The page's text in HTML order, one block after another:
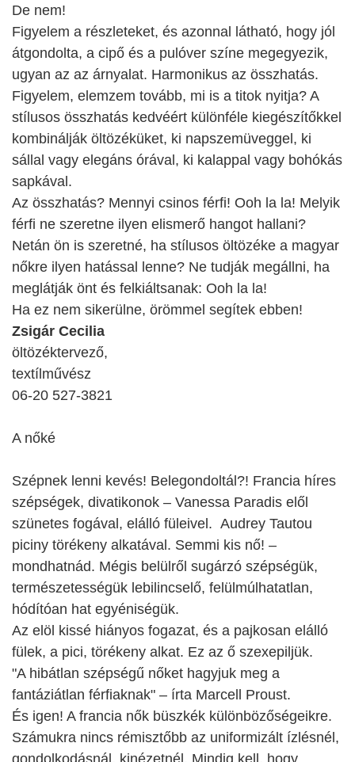
De nem!
Figyelem a részleteket, és azonnal látható, hogy jól
átgondolta, a cipő és a pulóver színe megegyezik,
ugyan az az árnyalat. Harmonikus az összhatás.
Figyelem, elemzem tovább, mi is a titok nyitja? A
stílusos összhatás kedvéért különféle kiegészítőkkel
kombinálják öltözéküket, ki napszemüveggel, ki
sállal vagy elegáns órával, ki kalappal vagy bohókás
sapkával.
Az összhatás? Mennyi csinos férfi! Ooh la la! Melyik
férfi ne szeretne ilyen elismerő hangot hallani?
Netán ön is szeretné, ha stílusos öltözéke a magyar
nőkre ilyen hatással lenne? Ne tudják megállni, ha
meglátják önt és felkiáltsanak: Ooh la la!
Ha ez nem sikerülne, örömmel segítek ebben!
Zsigár Cecilia
öltözéktervező,
textílművész
06-20 527-3821
A nőké
Szépnek lenni kevés! Belegondoltál?! Francia híres
szépségek, divatikonok – Vanessa Paradis elől
szünetes fogával, elálló füleivel. Audrey Tautou
piciny törékeny alkatával. Semmi kis nő! –
mondhatnád. Mégis belülről sugárzó szépségük,
természetességük lebilincselő, felülmúlhatatlan,
hódítóan hat egyéniségük.
Az elöl kissé hiányos fogazat, és a pajkosan elálló
fülek, a pici, törékeny alkat. Ez az ő szexepiljük.
"A hibátlan szépségű nőket hagyjuk meg a
fantáziátlan férfiaknak" – írta Marcell Proust.
És igen! A francia nők büszkék különbözőségeikre.
Számukra nincs rémisztőbb az uniformizált ízlésnél,